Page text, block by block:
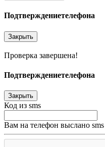
Подтверждениетелефона
Закрыть
Проверка завершена!
Подтверждениетелефона
Закрыть
Код из sms
Вам на телефон выслано sms